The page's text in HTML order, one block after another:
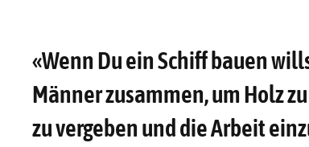
«Wenn Du ein Schiff bauen
Männer zusammen, um Holz
zu vergeben und die Arbeit